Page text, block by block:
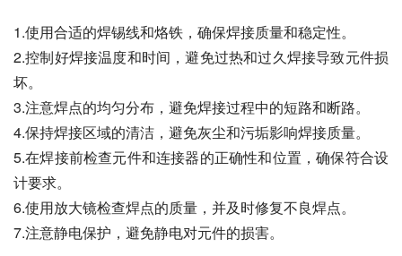
1.使用合适的焊锡线和烙铁，确保焊接质量和稳定性。
2.控制好焊接温度和时间，避免过热和过久焊接导致元件损
坏。
3.注意焊点的均匀分布，避免焊接过程中的短路和断路。
4.保持焊接区域的清洁，避免灰尘和污垢影响焊接质量。
5.在焊接前检查元件和连接器的正确性和位置，确保符合设
计要求。
6.使用放大镜检查焊点的质量，并及时修复不良焊点。
7.注意静电保护，避免静电对元件的损害。